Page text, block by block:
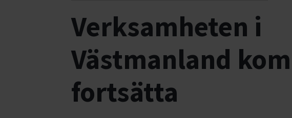
Verksamheten i
Västmanland
fortsätta